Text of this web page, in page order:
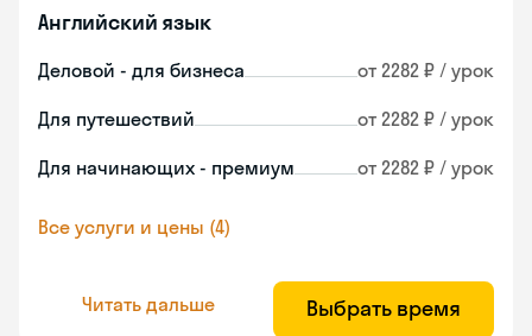
Английский язык
Деловой - для бизнеса от 2282 ₽ / урок
Для путешествий от 2282 ₽ / урок
Для начинающих - премиум от 2282 ₽ / урок
Все услуги и цены (4)
Читать дальше Выбрать время